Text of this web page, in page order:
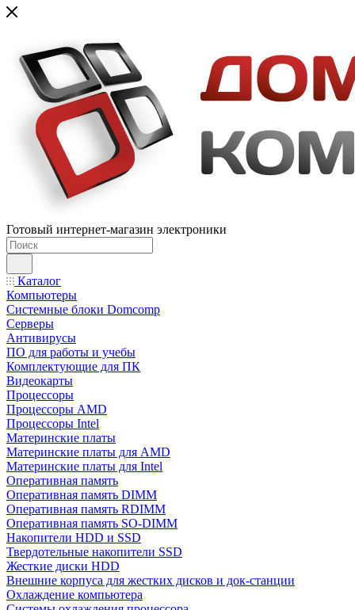
Готовый интернет-магазин электроники
Каталог
Компьютеры
Системные блоки Domcomp
Серверы
Антивирусы
ПО для работы и учебы
Комплектующие для ПК
Видеокарты
Процессоры
Процессоры AMD
Процессоры Intel
Материнские платы
Материнские платы для AMD
Материнские платы для Intel
Оперативная память
Оперативная память DIMM
Оперативная память RDIMM
Оперативная память SO-DIMM
Накопители HDD и SSD
Твердотельные накопители SSD
Жесткие диски HDD
Внешние корпуса для жестких дисков и док-станции
Охлаждение компьютера